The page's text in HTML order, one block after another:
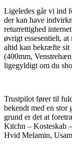
Ligeledes går vi ind
der kan have
returrettighed
øvrigt essesentielt,
altid kan bekræfte sit
(400mm,
ligegyldigt om du
Trustpilot fører til
bekendt med en stor
grund er det at
Kitchn – Kosteskab
Hvid Melamin,